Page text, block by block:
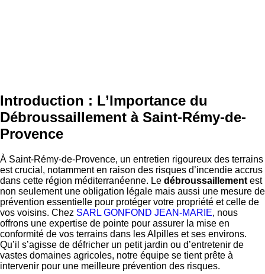
Introduction : L’Importance du
Débroussaillement à Saint-Rémy-de-
Provence
À Saint-Rémy-de-Provence, un entretien rigoureux des terrains
est crucial, notamment en raison des risques d’incendie accrus
dans cette région méditerranéenne. Le débroussaillement est
non seulement une obligation légale mais aussi une mesure de
prévention essentielle pour protéger votre propriété et celle de
vos voisins. Chez SARL GONFOND JEAN-MARIE, nous
offrons une expertise de pointe pour assurer la mise en
conformité de vos terrains dans les Alpilles et ses environs.
Qu’il s’agisse de défricher un petit jardin ou d’entretenir de
vastes domaines agricoles, notre équipe se tient prête à
intervenir pour une meilleure prévention des risques.